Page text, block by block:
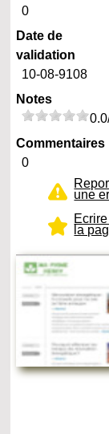
0
Date de
validation
10-08-9108
Notes
Commentaires
0
une
la